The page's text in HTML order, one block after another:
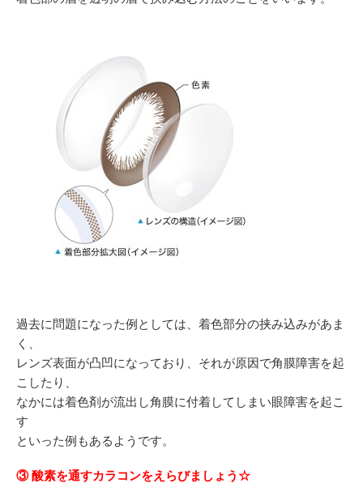
過去に問題になった例としては、着色部分の挟み込みがあま
く、
レンズ表面が凸凹になっており、それが原因で角膜障害を起
こしたり、
なかには着色剤が流出し角膜に付着してしまい眼障害を起こ
す
といった例もあるようです。
③ 酸素を通すカラコンをえらびましょう☆